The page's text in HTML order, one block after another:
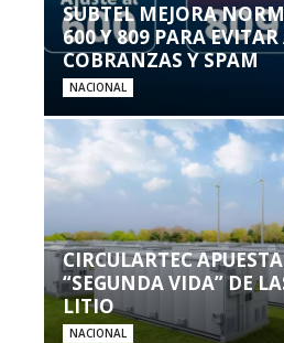
SUBTEL MEJORA
600 Y 809 PARA
COBRANZAS Y SPAM
NACIONAL
CIRCULARTEC
“SEGUNDA VIDA” DE
LITIO
NACIONAL